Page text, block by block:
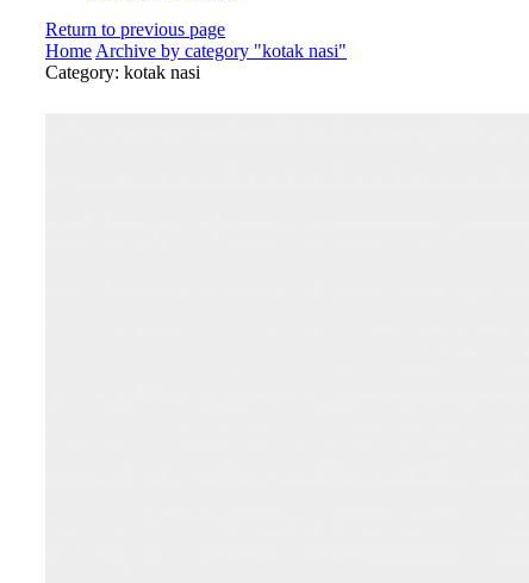
Return to previous page
Home Archive by category "kotak nasi"
Category: kotak nasi